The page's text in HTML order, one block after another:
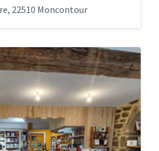
22510 Moncontour